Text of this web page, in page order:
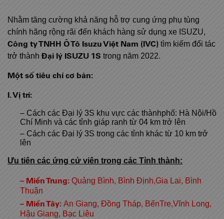
Nhằm tăng cường khả năng hỗ trợ cung ứng phụ tùng
chính hãng rộng rãi đến khách hàng sử dụng xe ISUZU,
Công ty TNHH Ô Tô Isuzu Việt Nam (IVC) tìm kiếm đối tác
trở thành Đại lý ISUZU 1S trong năm 2022.
Một số tiêu chí cơ bản:
I. Vị trí:
– Cách các Đại lý 3S khu vực các thànhphố: Hà Nội/Hồ
Chí Minh và các tỉnh giáp ranh từ 04 km trở lên
– Cách các Đại lý 3S trong các tỉnh khác từ 10 km trở
lên
Ưu tiên các ứng cử viên trong các Tỉnh thành:
– Miền Trung: Quảng Bình, Bình Định,Gia Lai, Bình
Thuận
– Miền Tây: An Giang, Đồng Tháp, BếnTre,Vĩnh Long,
Hậu Giang, Bạc Liêu